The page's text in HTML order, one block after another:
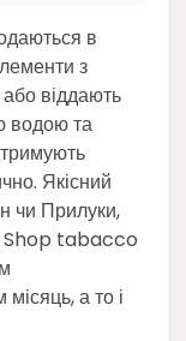
в
з
віддають
водою та
Якісний
чи Прилуки,
Shop tabacco
а то і